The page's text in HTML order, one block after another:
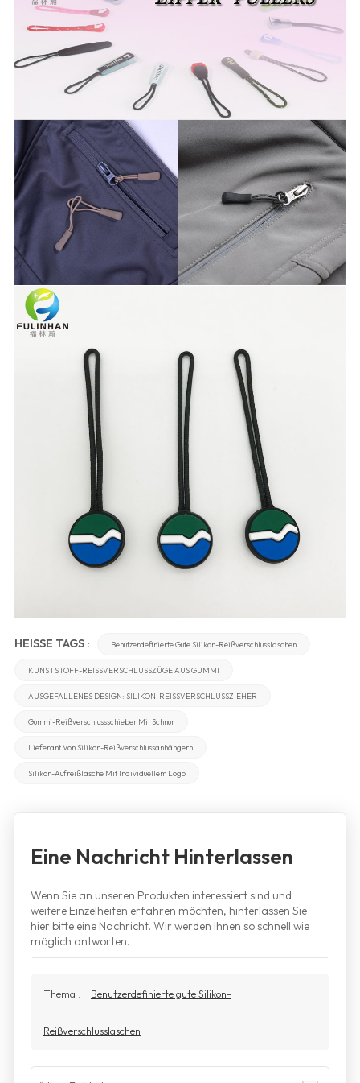
HEISSE TAGS : Benutzerdefinierte Gute Silikon-Reißverschlusslaschen
KUNSTSTOFF-REISSVERSCHLUSSZÜGE AUS GUMMI
AUSGEFALLENES DESIGN: SILIKON-REISSVERSCHLUSSZIEHER
Gummi-Reißverschlussschieber Mit Schnur
Lieferant Von Silikon-Reißverschlussanhängern
Silikon-Aufreißlasche Mit Individuellem Logo
Eine Nachricht Hinterlassen
Wenn Sie an unseren Produkten interessiert sind und
weitere Einzelheiten erfahren möchten, hinterlassen Sie
hier bitte eine Nachricht. Wir werden Ihnen so schnell wie
möglich antworten.
Thema : Benutzerdefinierte gute Silikon-
Reißverschlusslaschen